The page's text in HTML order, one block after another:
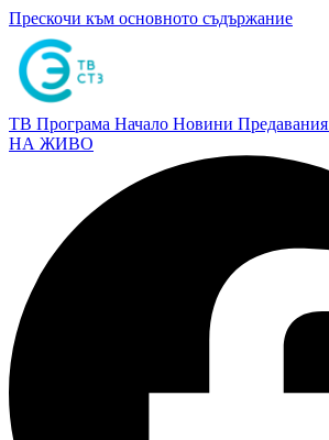
Прескочи към основното съдържание
ТВ Програма Начало Новини Предавания
НА ЖИВО